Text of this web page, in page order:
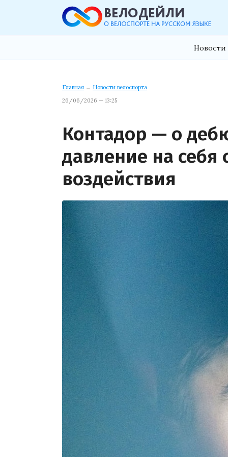
Новости
Главная → Новости велоспорта
26/06/2026 — 13:25
Контадор — о
давление на себя
воздействия